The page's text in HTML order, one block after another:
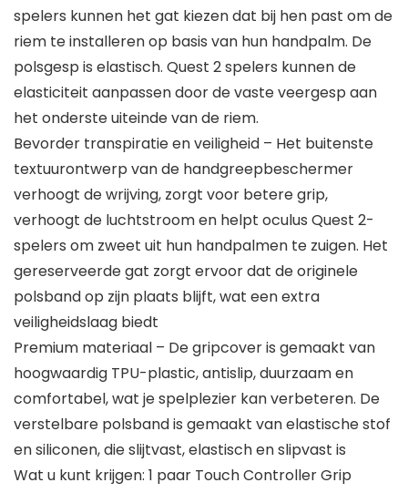
spelers kunnen het gat kiezen dat bij hen past om de
riem te installeren op basis van hun handpalm. De
polsgesp is elastisch. Quest 2 spelers kunnen de
elasticiteit aanpassen door de vaste veergesp aan
het onderste uiteinde van de riem.
Bevorder transpiratie en veiligheid – Het buitenste
textuurontwerp van de handgreepbeschermer
verhoogt de wrijving, zorgt voor betere grip,
verhoogt de luchtstroom en helpt oculus Quest 2-
spelers om zweet uit hun handpalmen te zuigen. Het
gereserveerde gat zorgt ervoor dat de originele
polsband op zijn plaats blijft, wat een extra
veiligheidslaag biedt
Premium materiaal – De gripcover is gemaakt van
hoogwaardig TPU-plastic, antislip, duurzaam en
comfortabel, wat je spelplezier kan verbeteren. De
verstelbare polsband is gemaakt van elastische stof
en siliconen, die slijtvast, elastisch en slipvast is
Wat u kunt krijgen: 1 paar Touch Controller Grip